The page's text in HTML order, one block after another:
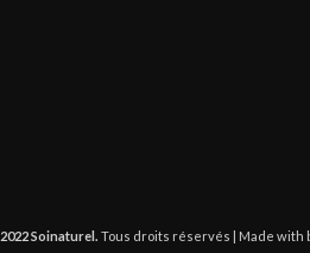
2022 Soinaturel. Tous droits réservés | Made with